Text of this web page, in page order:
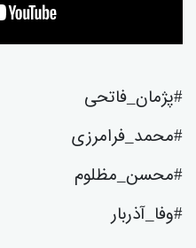
#پژمان_فاتحی
#محمد_فرامرزی
#محسن_مظلوم
#وفا_آذربار